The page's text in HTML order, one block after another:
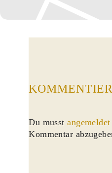
Du musstangemeldet
Kommentar